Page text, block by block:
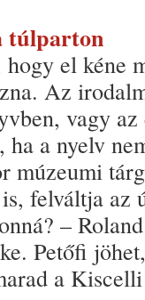
túlparton
el kéne
Az
vagy
ha a nyelv
múzeumi
felváltja
–
Petőfi
a